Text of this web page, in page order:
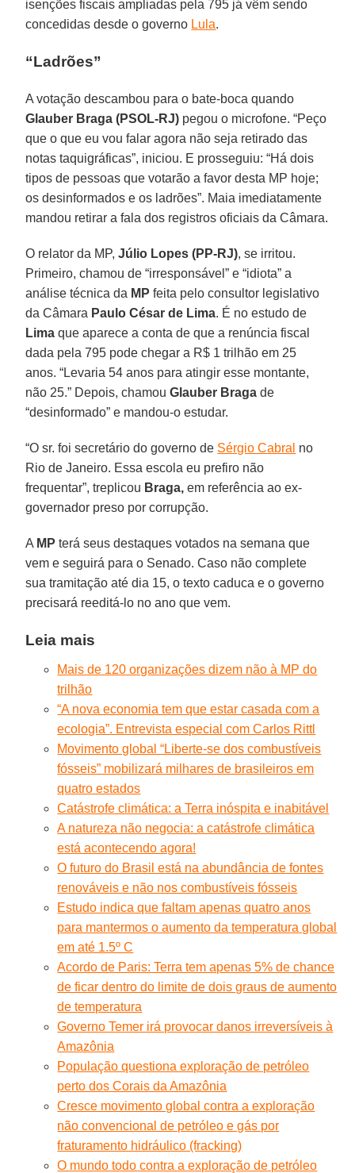
isenções fiscais ampliadas pela 795 já vêm sendo
concedidas desde o governo Lula.
“Ladrões”
A votação descambou para o bate-boca quando
Glauber Braga (PSOL-RJ) pegou o microfone. “Peço
que o que eu vou falar agora não seja retirado das
notas taquigráficas”, iniciou. E prosseguiu: “Há dois
tipos de pessoas que votarão a favor desta MP hoje;
os desinformados e os ladrões”. Maia imediatamente
mandou retirar a fala dos registros oficiais da Câmara.
O relator da MP,Júlio Lopes (PP-RJ), se irritou.
Primeiro, chamou de “irresponsável” e “idiota” a
análise técnica da MP feita pelo consultor legislativo
da Câmara Paulo César de Lima. É no estudo de
Lima que aparece a conta de que a renúncia fiscal
dada pela 795 pode chegar a R$ 1 trilhão em 25
anos. “Levaria 54 anos para atingir esse montante,
não 25.” Depois, chamouGlauber Braga de
“desinformado” e mandou-o estudar.
“O sr. foi secretário do governo de Sérgio Cabral no
Rio de Janeiro. Essa escola eu prefiro não
frequentar”, treplicou Braga, em referência ao ex-
governador preso por corrupção.
A MP terá seus destaques votados na semana que
vem e seguirá para o Senado. Caso não complete
sua tramitação até dia 15, o texto caduca e o governo
precisará reeditá-lo no ano que vem.
Leia mais
Mais de 120 organizações dizem não à MP do
trilhão
“A nova economia tem que estar casada com a
ecologia”. Entrevista especial com Carlos Rittl
Movimento global “Liberte-se dos combustíveis
fósseis” mobilizará milhares de brasileiros em
quatro estados
Catástrofe climática: a Terra inóspita e inabitável
A natureza não negocia: a catástrofe climática
está acontecendo agora!
O futuro do Brasil está na abundância de fontes
renováveis e não nos combustíveis fósseis
Estudo indica que faltam apenas quatro anos
para mantermos o aumento da temperatura global
em até 1.5º C
Acordo de Paris: Terra tem apenas 5% de chance
de ficar dentro do limite de dois graus de aumento
de temperatura
Governo Temer irá provocar danos irreversíveis à
Amazônia
População questiona exploração de petróleo
perto dos Corais da Amazônia
Cresce movimento global contra a exploração
não convencional de petróleo e gás por
fraturamento hidráulico (fracking)
O mundo todo contra a exploração de petróleo